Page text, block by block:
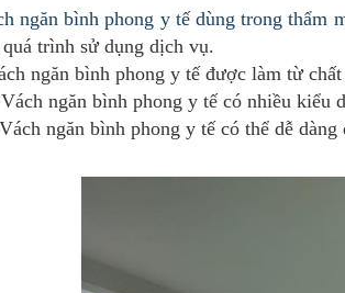
ngăn bình phong y tế dùng trong thẩm
trình sử dụng dịch vụ.
ngăn bình phong y tế được làm từ
ngăn bình phong y tế có nhiều kiểu
ngăn bình phong y tế có thể dễ